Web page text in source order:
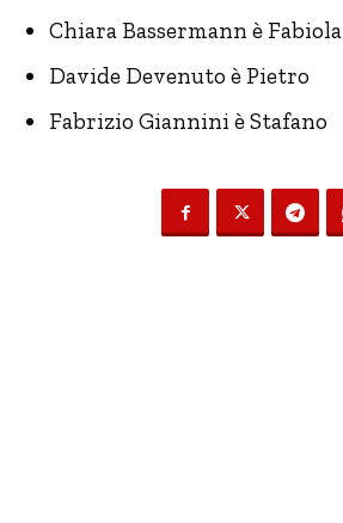
Chiara Bassermann è Fabiola
Davide Devenuto è Pietro
Fabrizio Giannini è Stafano